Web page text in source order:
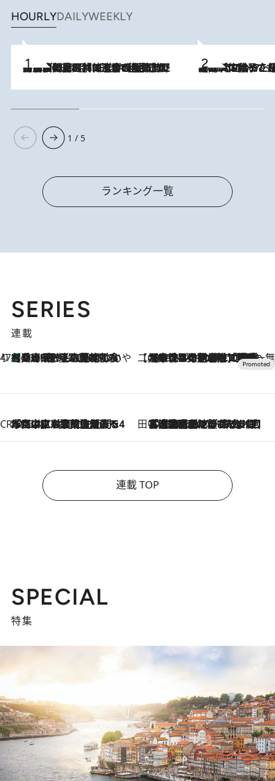
HOURLYDAILYWEEKLY
2026.8.8
「最後に見られてよかった」上野動物園の東園パンダ舎が解体前に特別公開。8月16日まで延長されたパネル展と共に辿る“半世紀”のパンダ飼育《解体工事の図面あり》 2026.8.5
【阿川佐和子さんの年とる力】なぜ70代で始めた趣味は“こんなに楽しい”のか？ ピアノ、俳句…スランプに陥っても続けられる“ある秘訣”とは
1 / 5
ランキング一覧
SERIES
連載
47都道府県の手みやげ ひんやりスイーツで夏を満喫
2026.8.8
【兵庫県】この夏絶対食べたい 冷やしておいしいおやつ3選 淡路島の恵みをジェラートに集約 【CREA×星野リゾート】唯一無二。癒しと発見が待つ場所へ
2026.8.7
【トンボの足水浴】ヒノキの香りに包まれて涼感マックス！約13℃の湧水かけ流しを避暑地「星野温泉 トンボの湯」で体験
CREA'S CHOICE
2026.8.7
「立川にも歌舞伎があるんだよ」 片岡仁左衛門・市川中車ら豪華座組みで4年目の立川立飛歌舞伎へ 田中稲の勝手に再ブーム
2026.8.7
「湘南乃風に憧れて」観客大盛上がりの“タオル回し”に、ラッパー顔負けの高速歌唱まで…さだまさし（74）のアグレッシブすぎる現在地
連載 TOP
SPECIAL
特集